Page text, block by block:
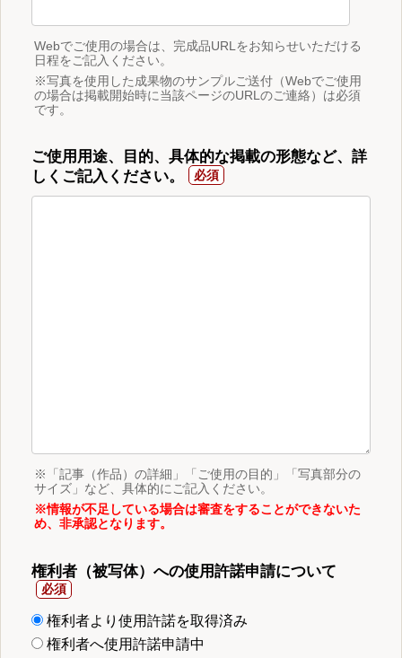
Webでご使用の場合は、完成品URLをお知らせいただける
日程をご記入ください。
※写真を使用した成果物のサンプルご送付（Webでご使用
の場合は掲載開始時に当該ページのURLのご連絡）は必須
です。
ご使用用途、目的、具体的な掲載の形態など、詳
しくご記入ください。
※「記事（作品）の詳細」「ご使用の目的」「写真部分の
サイズ」など、具体的にご記入ください。
※情報が不足している場合は審査をすることができないた
め、非承認となります。
権利者（被写体）への使用許諾申請について
権利者より使用許諾を取得済み
権利者へ使用許諾申請中